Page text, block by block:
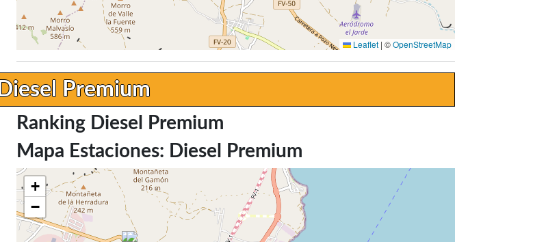
Leaflet | ©OpenStreetMap
Diesel Premium
Ranking Diesel Premium
Mapa Estaciones: Diesel Premium
+
−